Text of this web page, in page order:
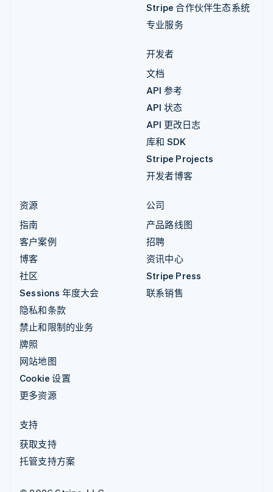
Stripe 合作伙伴生态系统
专业服务
开发者
文档
API 参考
API 状态
API 更改日志
库和 SDK
Stripe Projects
开发者博客
资源
指南
客户案例
博客
社区
Sessions 年度大会
隐私和条款
禁止和限制的业务
牌照
网站地图
Cookie 设置
更多资源
公司
产品路线图
招聘
资讯中心
Stripe Press
联系销售
支持
获取支持
托管支持方案